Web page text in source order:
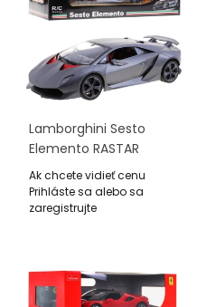
Lamborghini Sesto
Elemento RASTAR
Model 1:14 Diaľkovo
Ovládané Auto +
Ovládač
Ak chcete vidieť cenu
Prihláste sa alebo sa
zaregistrujte